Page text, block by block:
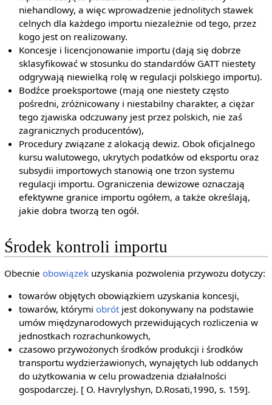
niehandlowy, a więc wprowadzenie jednolitych stawek
celnych dla każdego importu niezależnie od tego, przez
kogo jest on realizowany.
Koncesje i licencjonowanie importu (dają się dobrze
sklasyfikować w stosunku do standardów GATT niestety
odgrywają niewielką rolę w regulacji polskiego importu).
Bodźce proeksportowe (mają one niestety często
pośredni, zróżnicowany i niestabilny charakter, a ciężar
tego zjawiska odczuwany jest przez polskich, nie zaś
zagranicznych producentów),
Procedury związane z alokacją dewiz. Obok oficjalnego
kursu walutowego, ukrytych podatków od eksportu oraz
subsydii importowych stanowią one trzon systemu
regulacji importu. Ograniczenia dewizowe oznaczają
efektywne granice importu ogółem, a także określają,
jakie dobra tworzą ten ogół.
Środek kontroli importu
Obecnie obowiązekuzyskania pozwolenia przywozu dotyczy:
towarów objętych obowiązkiem uzyskania koncesji,
towarów, którymiobrótjest dokonywany na podstawie
umów międzynarodowych przewidujących rozliczenia w
jednostkach rozrachunkowych,
czasowo przywożonych środków produkcji i środków
transportu wydzierżawionych, wynajętych lub oddanych
do użytkowania w celu prowadzenia działalności
gospodarczej. [ O. Havrylyshyn, D.Rosati,1990, s. 159].